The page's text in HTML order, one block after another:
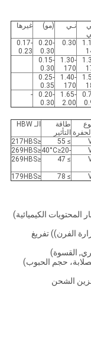
نـي (مو) غيرها
0.30
0.20-
0.30
0.17-
0.23
1.30-
170
0.15-
0.30
1.40-
170
0.25-
0.35
1.65-
2.00
0.20-
0.30
-
الحفرة
طاقة
التأثير
الـ HBW
≥ 55
≤217HBS
-40°C≥20
≤269HBS
≥ 47
≤269HBS
≥ 78
≤179HBS
المحتويات الكيميائية)
الفرن)) تفريغ
الشحن